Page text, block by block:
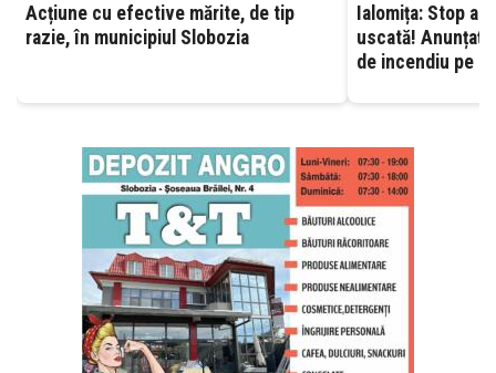
Acțiune cu efective mărite, de tip
razie, în municipiul Slobozia
Ialomița: Stop
uscată! Anunțați
de incendiu pe